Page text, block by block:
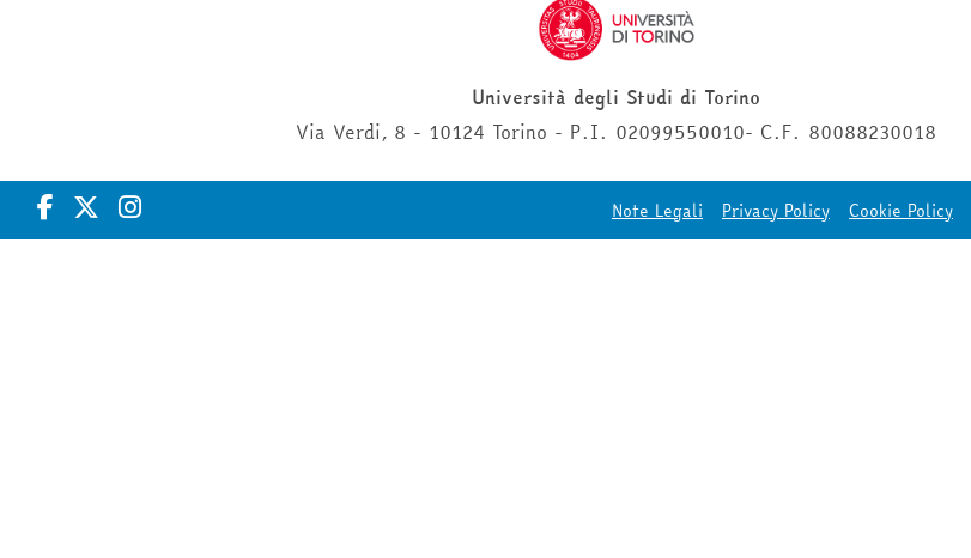
Università degli Studi di Torino
Via Verdi, 8 - 10124 Torino - P.I. 02099550010- C.F. 80088230018
Note Legali Privacy Policy Cookie Policy